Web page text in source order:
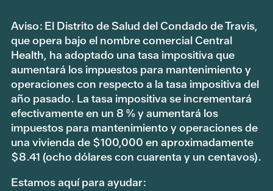
Aviso: El Distrito de Salud del Condado de Travis,
que opera bajo el nombre comercial Central
Health, ha adoptado una tasa impositiva que
aumentará los impuestos para mantenimiento y
operaciones con respecto a la tasa impositiva del
año pasado. La tasa impositiva se incrementará
efectivamente en un 8 % y aumentará los
impuestos para mantenimiento y operaciones de
una vivienda de $100,000 en aproximadamente
$8.41 (ocho dólares con cuarenta y un centavos).
Estamos aquí para ayudar: